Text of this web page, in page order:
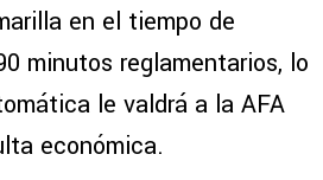
en el tiempo de
minutos reglamentarios, lo
le valdrá a la AFA
económica.